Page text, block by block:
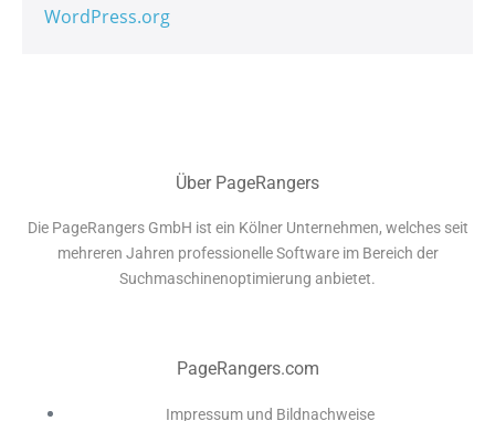
WordPress.org
Über PageRangers
Die PageRangers GmbH ist ein Kölner Unternehmen, welches seit
mehreren Jahren professionelle Software im Bereich der
Suchmaschinenoptimierung anbietet.
PageRangers.com
Impressum und Bildnachweise